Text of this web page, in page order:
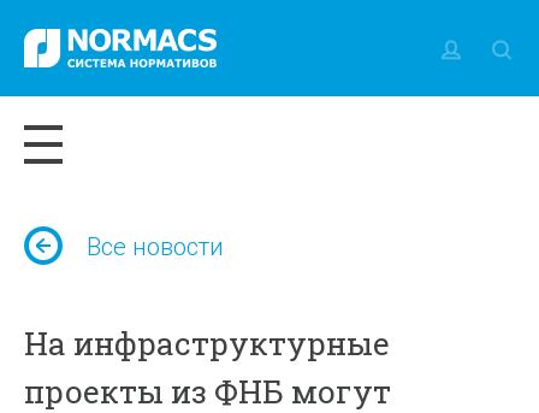
Все новости
На инфраструктурные
проекты из ФНБ могут